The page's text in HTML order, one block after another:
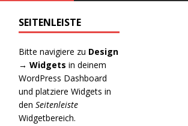
SEITENLEISTE
Bitte navigiere zu Design
→ Widgets in deinem
WordPress Dashboard
und platziere Widgets in
denSeitenleiste
Widgetbereich.